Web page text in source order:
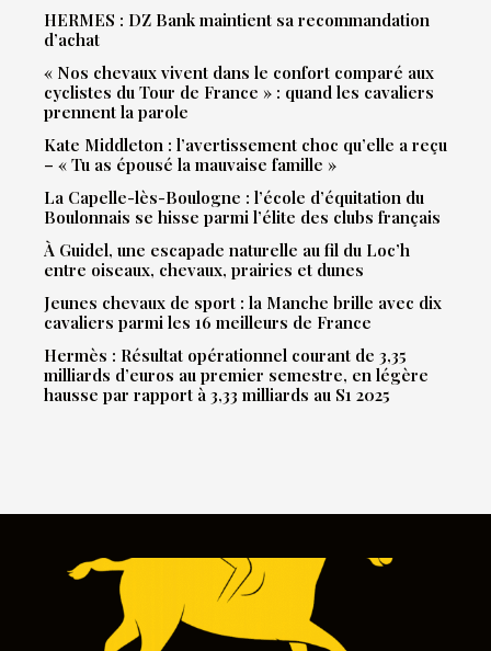
HERMES : DZ Bank maintient sa recommandation
d’achat
« Nos chevaux vivent dans le confort comparé aux
cyclistes du Tour de France » : quand les cavaliers
prennent la parole
Kate Middleton : l’avertissement choc qu’elle a reçu
– « Tu as épousé la mauvaise famille »
La Capelle-lès-Boulogne : l’école d’équitation du
Boulonnais se hisse parmi l’élite des clubs français
À Guidel, une escapade naturelle au fil du Loc’h
entre oiseaux, chevaux, prairies et dunes
Jeunes chevaux de sport : la Manche brille avec dix
cavaliers parmi les 16 meilleurs de France
Hermès : Résultat opérationnel courant de 3,35
milliards d’euros au premier semestre, en légère
hausse par rapport à 3,33 milliards au S1 2025